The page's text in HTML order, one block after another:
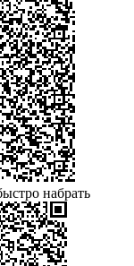
набрать